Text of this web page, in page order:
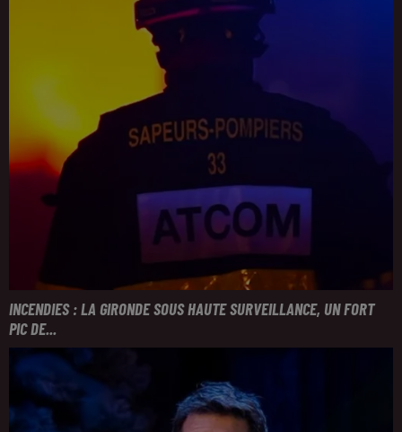
INCENDIES : LA GIRONDE SOUS HAUTE SURVEILLANCE, UN FORT
PIC DE...